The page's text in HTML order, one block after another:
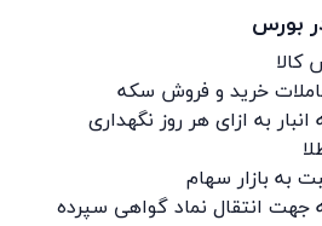
بورس
کالا
خرید و فروش سکه
به ازای هر روز نگهداری
به بازار سهام
جهت انتقال نماد گواهی سپرده